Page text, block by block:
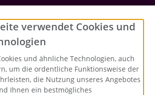
verwendet Cookies und
und ähnliche Technologien, auch
um die ordentliche Funktionsweise der
die Nutzung unseres Angebotes
Ihnen ein bestmögliches